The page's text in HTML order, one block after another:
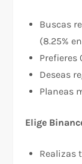
Buscas
(8.25%
Prefieres
Deseas
Planeas
Elige
Realizas